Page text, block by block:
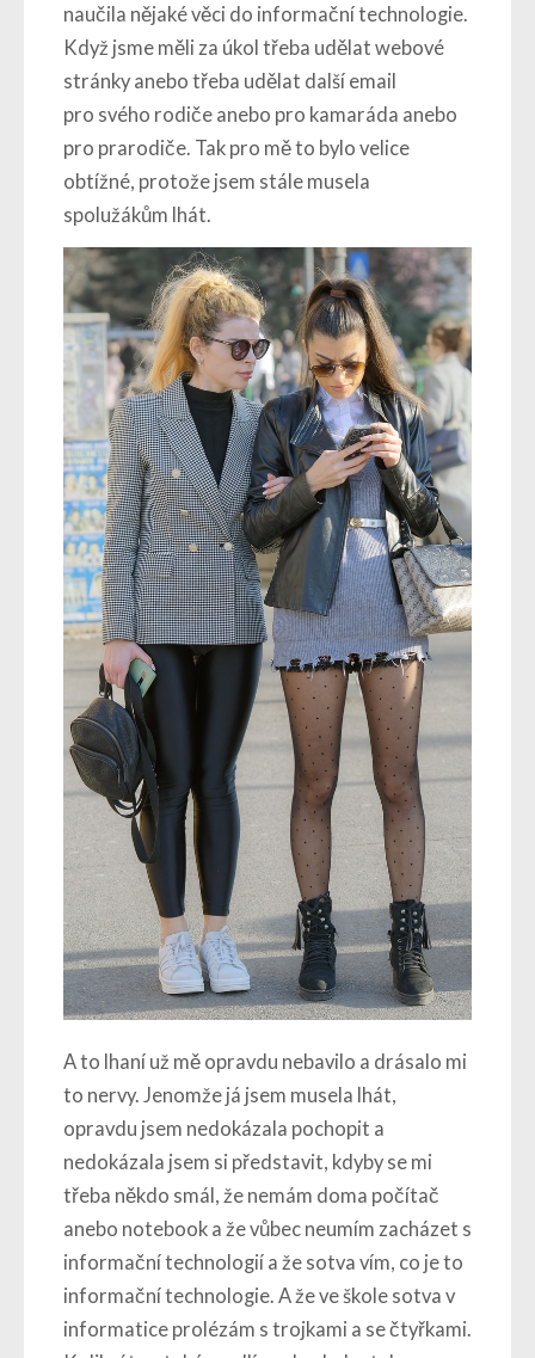
naučila nějaké věci do informační technologie.
Když jsme měli za úkol třeba udělat webové
stránky anebo třeba udělat další email
pro svého rodiče anebo pro kamaráda anebo
pro prarodiče. Tak pro mě to bylo velice
obtížné, protože jsem stále musela
spolužákům lhát.
A to lhaní už mě opravdu nebavilo a drásalo mi
to nervy. Jenomže já jsem musela lhát,
opravdu jsem nedokázala pochopit a
nedokázala jsem si představit, kdyby se mi
třeba někdo smál, že nemám doma počítač
anebo notebook a že vůbec neumím zacházet s
informační technologií a že sotva vím, co je to
informační technologie. A že ve škole sotva v
informatice prolézám s trojkami a se čtyřkami.